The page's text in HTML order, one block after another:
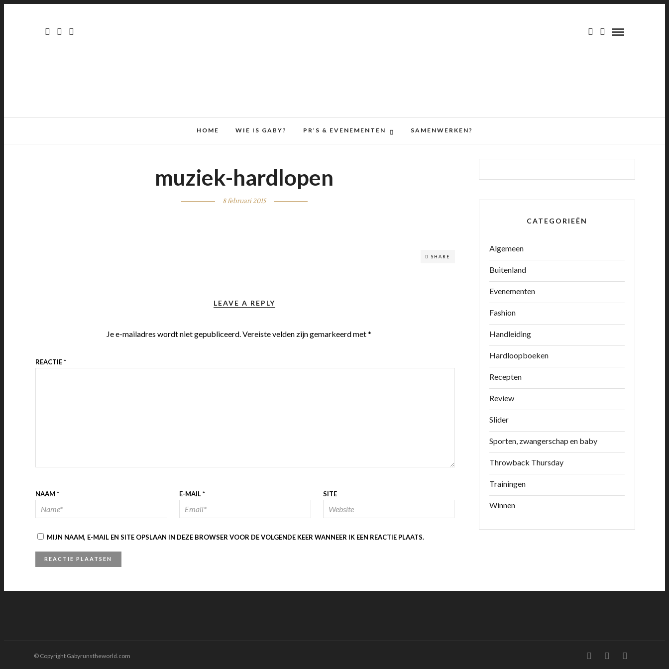
HOME WIE IS GABY? PR’S & EVENEMENTEN SAMENWERKEN?
muziek-hardlopen
8 februari 2015
SHARE
LEAVE A REPLY
Je e-mailadres wordt niet gepubliceerd.Vereiste velden zijn gemarkeerd met*
REACTIE*
NAAM * E-MAIL* SITE
MIJN NAAM, E-MAIL EN SITE OPSLAAN IN DEZE BROWSER VOOR DE VOLGENDE KEER WANNEER IK EEN REACTIE PLAATS.
CATEGORIEËN
Algemeen
Buitenland
Evenementen
Fashion
Handleiding
Hardloopboeken
Recepten
Review
Slider
Sporten, zwangerschap en baby
Throwback Thursday
Trainingen
Winnen
© Copyright Gabyrunstheworld.com